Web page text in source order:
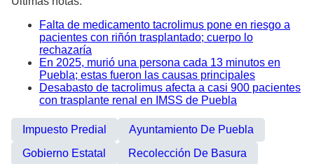
Falta de medicamento tacrolimus pone en riesgo a
pacientes con riñón trasplantado; cuerpo lo
rechazaría
En 2025, murió una persona cada 13 minutos en
Puebla; estas fueron las causas principales
Desabasto de tacrolimus afecta a casi 900 pacientes
con trasplante renal en IMSS de Puebla
Impuesto Predial
Ayuntamiento De Puebla
Gobierno Estatal
Recolección De Basura